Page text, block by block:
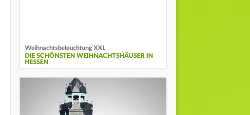
Weihnachtsbeleuchtung XXL
DIE SCHÖNSTEN WEIHNACHTSHÄUSER IN
HESSEN